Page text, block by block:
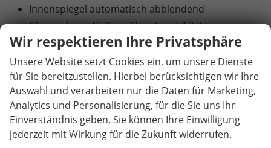
Innenspiegel automatisch abblendend
Klimaanlage „Air Care Climatronic“ 3-Zonen-
Klimaautomatik mit elektronischer Steuerung
auch vom Rücksitz aus steuerbar
Klimaanlage "Air Care Climatronic" mit Aktiv-
Kombifilter, Bedienelementen hinten und 2-
Zonen-Temperaturregelung
Komfortsitze vorne
Kopfstützen vorne (höhenverstellbar)
Wir respektieren Ihre Privatsphäre
Unsere Website setzt Cookies ein, um unsere Dienste
für Sie bereitzustellen. Hierbei berücksichtigen wir Ihre
Auswahl und verarbeiten nur die Daten für Marketing,
Analytics und Personalisierung, für die Sie uns Ihr
Einverständnis geben. Sie können Ihre Einwilligung
jederzeit mit Wirkung für die Zukunft widerrufen.